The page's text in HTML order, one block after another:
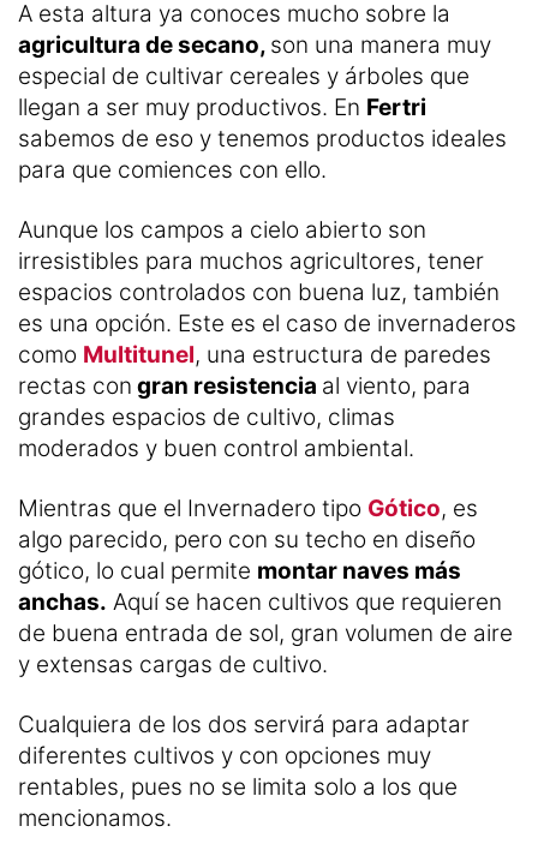
A esta altura ya conoces mucho sobre la
agricultura de secano, son una manera muy
especial de cultivar cereales y árboles que
llegan a ser muy productivos. En Fertri
sabemos de eso y tenemos productos ideales
para que comiences con ello.
Aunque los campos a cielo abierto son
irresistibles para muchos agricultores, tener
espacios controlados con buena luz, también
es una opción. Este es el caso de invernaderos
como Multitunel, una estructura de paredes
rectas con gran resistencia al viento, para
grandes espacios de cultivo, climas
moderados y buen control ambiental.
Mientras que el Invernadero tipo Gótico, es
algo parecido, pero con su techo en diseño
gótico, lo cual permite montar naves más
anchas. Aquí se hacen cultivos que requieren
de buena entrada de sol, gran volumen de aire
y extensas cargas de cultivo.
Cualquiera de los dos servirá para adaptar
diferentes cultivos y con opciones muy
rentables, pues no se limita solo a los que
mencionamos.